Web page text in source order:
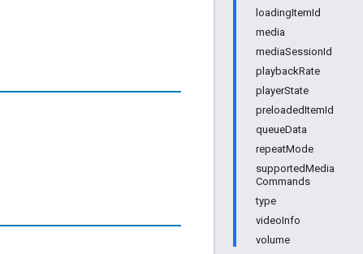
loadingItemId
media
mediaSessionId
playbackRate
playerState
preloadedItemId
queueData
repeatMode
supportedMedia
Commands
type
videoInfo
volume